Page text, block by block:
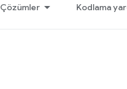
Çözümler Kodlama